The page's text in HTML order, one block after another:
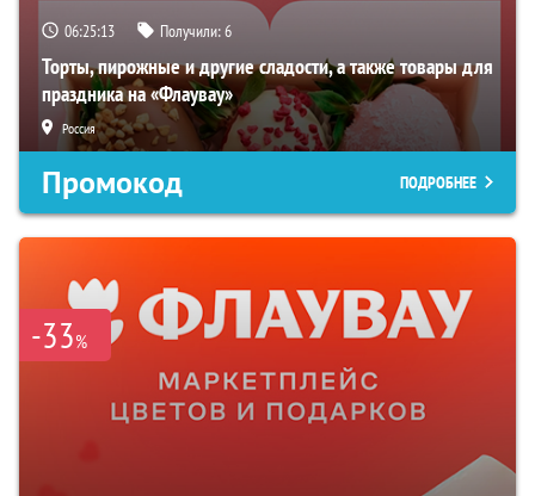
06:25:12 Получили:6
Торты, пирожные и другие сладости, а также товары для
праздника на «Флаувау»
Россия
Промокод ПОДРОБНЕЕ
-33%